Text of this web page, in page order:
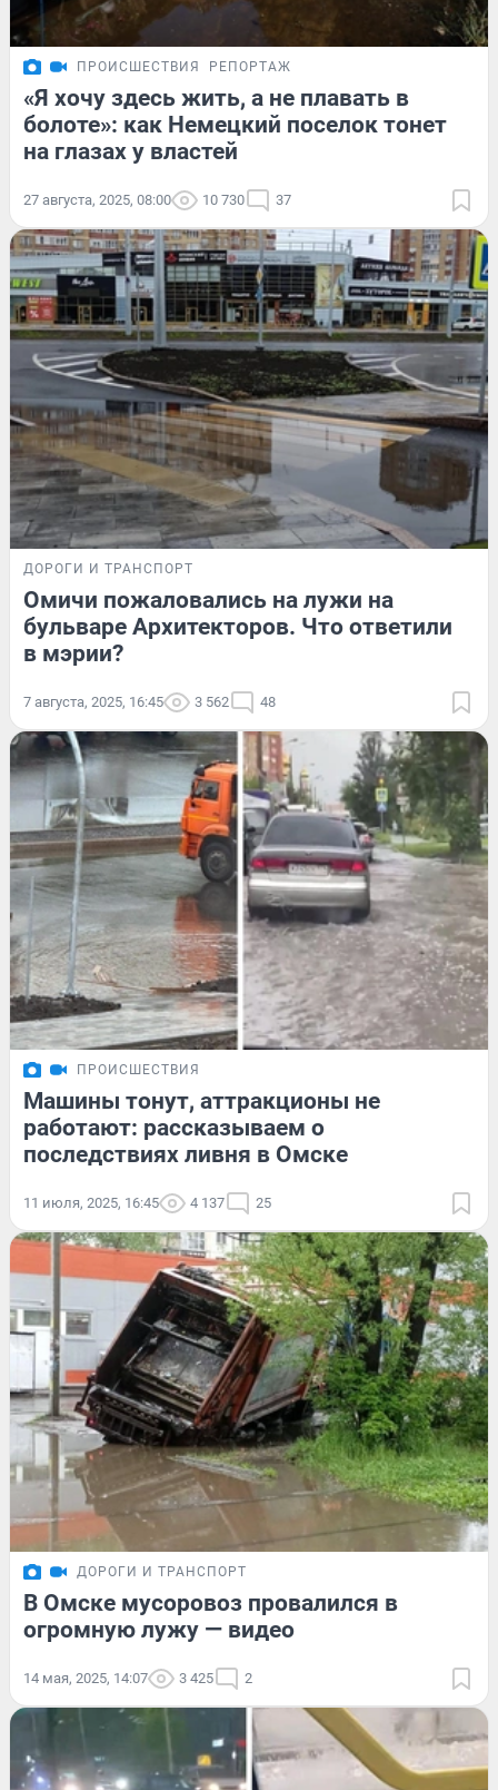
ПРОИСШЕСТВИЯ РЕПОРТАЖ
«Я хочу здесь жить, а не плавать в
болоте»: как Немецкий поселок тонет
на глазах у властей
27 августа, 2025, 08:00 10 730 37
ДОРОГИ И ТРАНСПОРТ
Омичи пожаловались на лужи на
бульваре Архитекторов. Что ответили
в мэрии?
7 августа, 2025, 16:45 3 562 48
ПРОИСШЕСТВИЯ
Машины тонут, аттракционы не
работают: рассказываем о
последствиях ливня в Омске
11 июля, 2025, 16:45 4 137 25
ДОРОГИ И ТРАНСПОРТ
В Омске мусоровоз провалился в
огромную лужу — видео
14 мая, 2025, 14:07 3 425 2